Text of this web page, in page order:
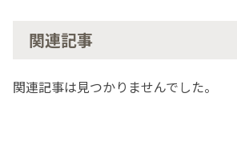
関連記事
関連記事は見つかりませんでした。